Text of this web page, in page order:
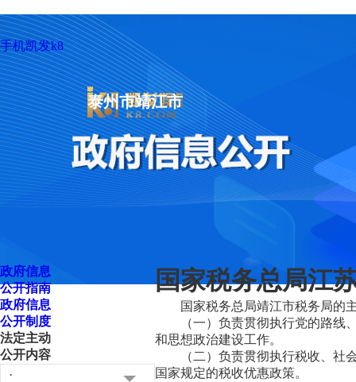
手机凯发k8
泰州市靖江市
政府信息
公开指南
政府信息
公开制度
法定主动
公开内容
·
国家税务总局江
国家税务总局靖江市税务局的
（一）负责贯彻执行党的路
和思想政治建设工作。
（二）负责贯彻执行税收、
国家规定的税收优惠政策。